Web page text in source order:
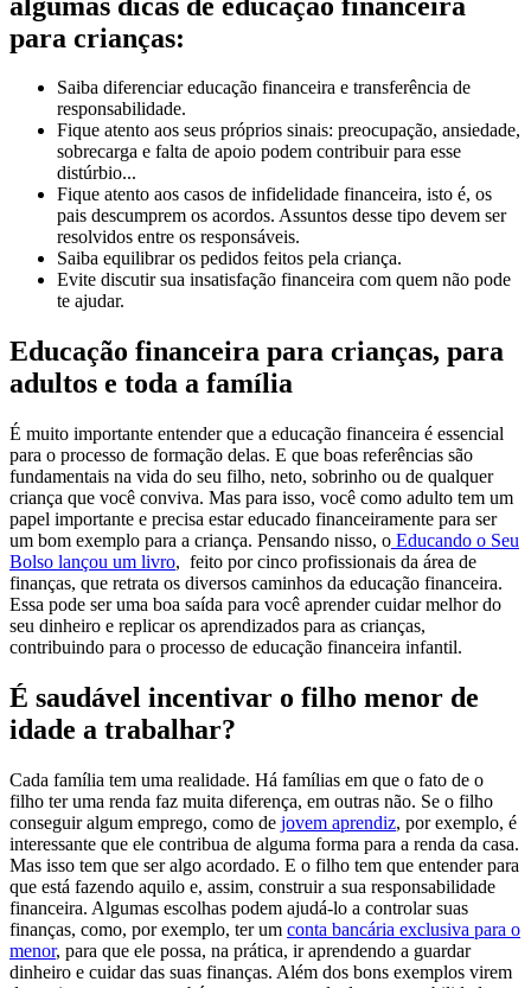
para crianças:
Saiba diferenciar educação financeira e transferência de
responsabilidade.
Fique atento aos seus próprios sinais: preocupação, ansiedade,
sobrecarga e falta de apoio podem contribuir para esse
distúrbio...
Fique atento aos casos de infidelidade financeira, isto é, os
pais descumprem os acordos. Assuntos desse tipo devem ser
resolvidos entre os responsáveis.
Saiba equilibrar os pedidos feitos pela criança.
Evite discutir sua insatisfação financeira com quem não pode
te ajudar.
Educação financeira para crianças, para
adultos e toda a família
É muito importante entender que a educação financeira é essencial
para o processo de formação delas. E que boas referências são
fundamentais na vida do seu filho, neto, sobrinho ou de qualquer
criança que você conviva. Mas para isso, você como adulto tem um
papel importante e precisa estar educado financeiramente para ser
um bom exemplo para a criança. Pensando nisso, o Educando o Seu
Bolso lançou um livro, feito por cinco profissionais da área de
finanças, que retrata os diversos caminhos da educação financeira.
Essa pode ser uma boa saída para você aprender cuidar melhor do
seu dinheiro e replicar os aprendizados para as crianças,
contribuindo para o processo de educação financeira infantil.
É saudável incentivar o filho menor de
idade a trabalhar?
Cada família tem uma realidade. Há famílias em que o fato de o
filho ter uma renda faz muita diferença, em outras não. Se o filho
conseguir algum emprego, como de jovem aprendiz, por exemplo, é
interessante que ele contribua de alguma forma para a renda da casa.
Mas isso tem que ser algo acordado. E o filho tem que entender para
que está fazendo aquilo e, assim, construir a sua responsabilidade
financeira. Algumas escolhas podem ajudá-lo a controlar suas
finanças, como, por exemplo, ter um conta bancária exclusiva para o
menor, para que ele possa, na prática, ir aprendendo a guardar
dinheiro e cuidar das suas finanças. Além dos bons exemplos virem